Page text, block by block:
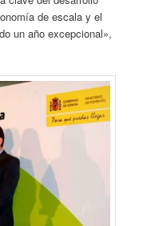
de escala y el
un año excepcional»,